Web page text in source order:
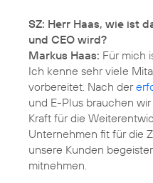
SZ: Herr Haas, wie ist
und CEO wird?
Markus Haas: Für mich
Ich kenne sehr viele
vorbereitet. Nach der
und E-Plus brauchen
Kraft für die
Unternehmen fit für die
unsere Kunden
mitnehmen.